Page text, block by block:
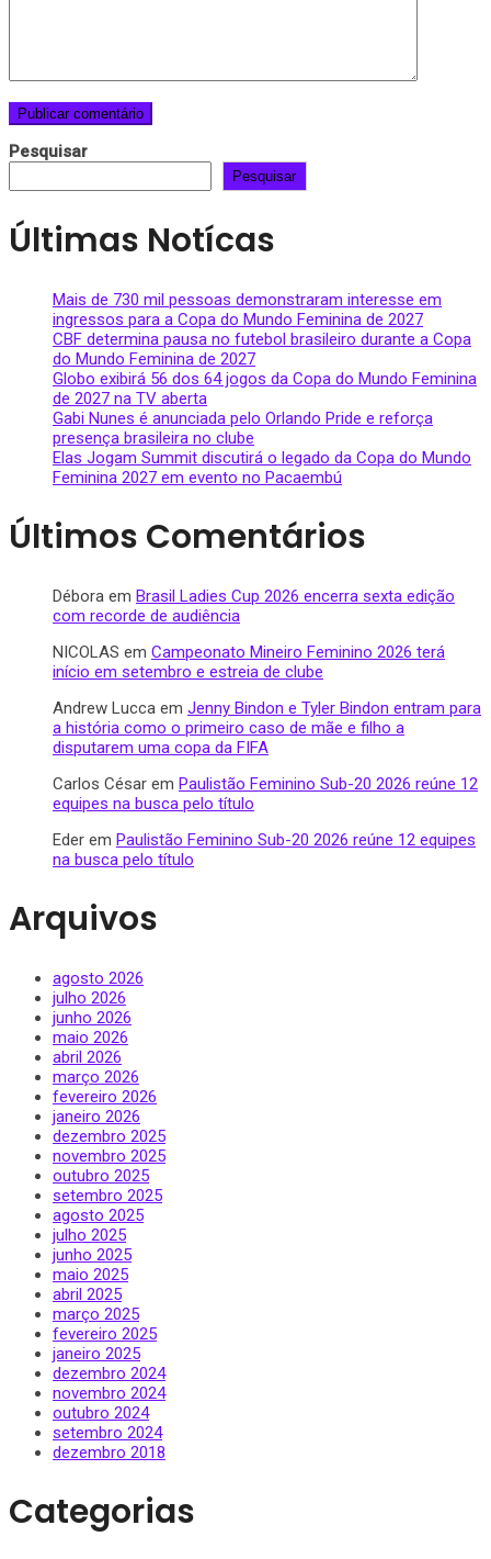
Pesquisar
Pesquisar
Últimas Notícas
Mais de 730 mil pessoas demonstraram interesse em
ingressos para a Copa do Mundo Feminina de 2027
CBF determina pausa no futebol brasileiro durante a Copa
do Mundo Feminina de 2027
Globo exibirá 56 dos 64 jogos da Copa do Mundo Feminina
de 2027 na TV aberta
Gabi Nunes é anunciada pelo Orlando Pride e reforça
presença brasileira no clube
Elas Jogam Summit discutirá o legado da Copa do Mundo
Feminina 2027 em evento no Pacaembú
Últimos Comentários
Débora em Brasil Ladies Cup 2026 encerra sexta edição
com recorde de audiência
NICOLAS em Campeonato Mineiro Feminino 2026 terá
início em setembro e estreia de clube
Andrew Lucca em Jenny Bindon e Tyler Bindon entram para
a história como o primeiro caso de mãe e filho a
disputarem uma copa da FIFA
Carlos César em Paulistão Feminino Sub-20 2026 reúne 12
equipes na busca pelo título
Eder em Paulistão Feminino Sub-20 2026 reúne 12 equipes
na busca pelo título
Arquivos
agosto 2026
julho 2026
junho 2026
maio 2026
abril 2026
março 2026
fevereiro 2026
janeiro 2026
dezembro 2025
novembro 2025
outubro 2025
setembro 2025
agosto 2025
julho 2025
junho 2025
maio 2025
abril 2025
março 2025
fevereiro 2025
janeiro 2025
dezembro 2024
novembro 2024
outubro 2024
setembro 2024
dezembro 2018
Categorias